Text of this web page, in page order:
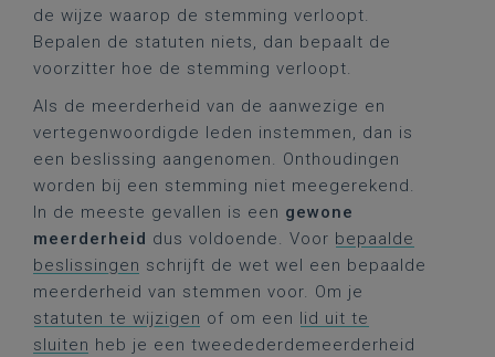
de wijze waarop de stemming verloopt.
Bepalen de statuten niets, dan bepaalt de
voorzitter hoe de stemming verloopt.
Als de meerderheid van de aanwezige en
vertegenwoordigde leden instemmen, dan is
een beslissing aangenomen. Onthoudingen
worden bij een stemming niet meegerekend.
In de meeste gevallen is een gewone
meerderheid dus voldoende. Voor bepaalde
beslissingen schrijft de wet wel een bepaalde
meerderheid van stemmen voor. Om je
statuten te wijzigen of om een lid uit te
sluiten heb je een tweedederdemeerderheid